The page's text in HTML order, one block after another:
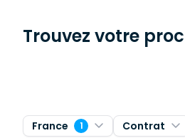
Trouvez votre
France 1 Contrat